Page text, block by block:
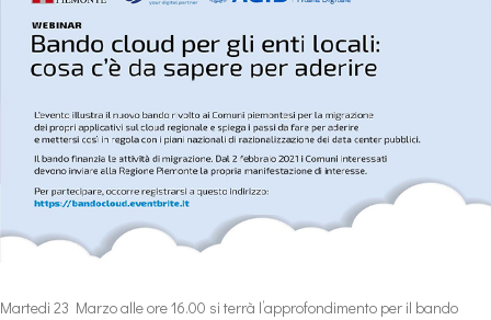
Martedi 23 Marzo alle ore 16.00 si terrà l’approfondimento per il bando